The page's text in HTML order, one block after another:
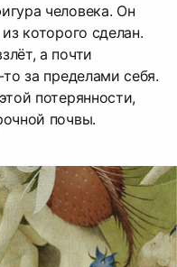
человека. Он
которого сделан.
а почти
за пределами себя.
потерянности,
почвы.